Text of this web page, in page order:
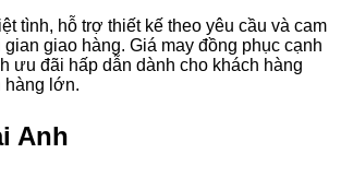
tình, hỗ trợ thiết kế theo yêu cầu và cam
gian giao hàng. Giá may đồng phục cạnh
ưu đãi hấp dẫn dành cho khách hàng
hàng lớn.
Anh